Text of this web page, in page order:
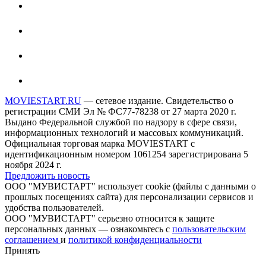
MOVIESTART.RU — сетевое издание. Свидетельство о
регистрации СМИ Эл № ФС77-78238 от 27 марта 2020 г.
Выдано Федеральной службой по надзору в сфере связи,
информационных технологий и массовых коммуникаций.
Официальная торговая марка MOVIESTART с
идентификационным номером 1061254 зарегистрирована 5
ноября 2024 г.
Предложить новость
ООО "МУВИСТАРТ" использует cookie (файлы с данными о
прошлых посещениях сайта) для персонализации сервисов и
удобства пользователей.
ООО "МУВИСТАРТ" серьезно относится к защите
персональных данных — ознакомьтесь с пользовательским
соглашением и политикой конфиденциальности
Принять